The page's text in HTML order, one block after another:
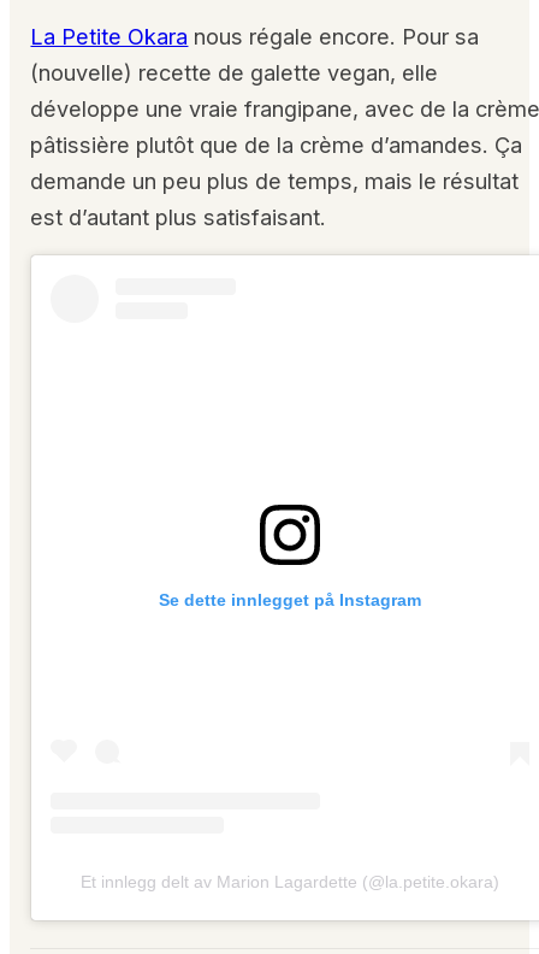
La Petite Okara nous régale encore. Pour sa
(nouvelle) recette de galette vegan, elle
développe une vraie frangipane, avec de la
pâtissière plutôt que de la crème d’amandes. Ça
demande un peu plus de temps, mais le résultat
est d’autant plus satisfaisant.
Se dette innlegget på Instagram
Et innlegg delt av Marion Lagardette (@la.petite.okara)